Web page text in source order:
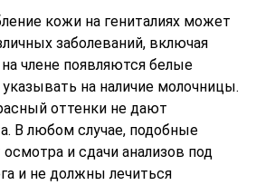
кожи на гениталиях может
заболеваний, включая
члене появляются белые
на наличие молочницы.
оттенки не дают
В любом случае, подобные
и сдачи анализов под
и не должны лечиться